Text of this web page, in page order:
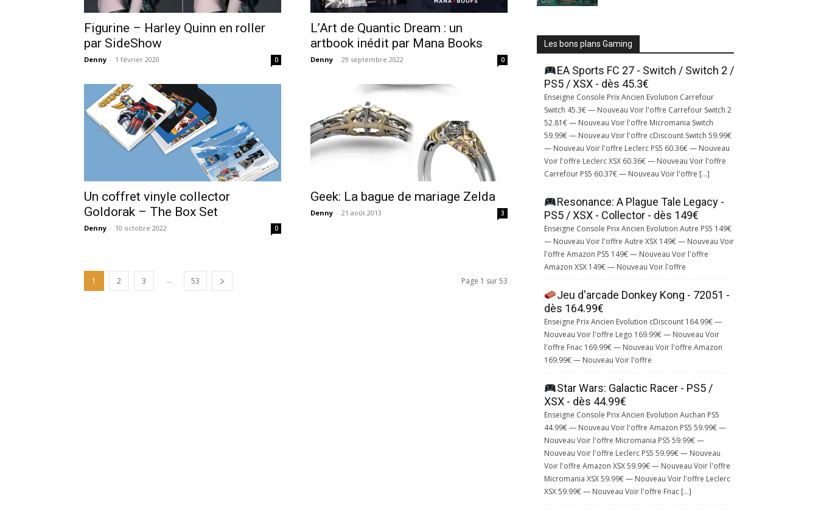
Figurine – Harley Quinn en roller
par SideShow
Denny - 1 février 2020 0
L’Art de Quantic Dream : un
artbook inédit par Mana Books
Denny - 29 septembre 2022 0
Un coffret vinyle collector
Goldorak – The Box Set
Denny - 10 octobre 2022 0
Geek: La bague de mariage Zelda
Denny - 21 août 2013 3
1 2 3 ... 53 Page 1 sur 53
Les bons plans Gaming
EA Sports FC 27 - Switch / Switch 2 /
PS5 / XSX - dès 45.3€
Enseigne Console Prix Ancien Evolution Carrefour
Switch 45.3€ — Nouveau Voir l'offre Carrefour Switch 2
52.81€ — Nouveau Voir l'offre Micromania Switch
59.99€ — Nouveau Voir l'offre cDiscount Switch 59.99€
— Nouveau Voir l'offre Leclerc PS5 60.36€ — Nouveau
Voir l'offre Leclerc XSX 60.36€ — Nouveau Voir l'offre
Carrefour PS5 60.37€ — Nouveau Voir l'offre […]
Resonance: A Plague Tale Legacy -
PS5 / XSX - Collector - dès 149€
Enseigne Console Prix Ancien Evolution Autre PS5 149€
— Nouveau Voir l'offre Autre XSX 149€ — Nouveau Voir
l'offre Amazon PS5 149€ — Nouveau Voir l'offre
Amazon XSX 149€ — Nouveau Voir l'offre
Jeu d'arcade Donkey Kong - 72051 -
dès 164.99€
Enseigne Prix Ancien Evolution cDiscount 164.99€ —
Nouveau Voir l'offre Lego 169.99€ — Nouveau Voir
l'offre Fnac 169.99€ — Nouveau Voir l'offre Amazon
169.99€ — Nouveau Voir l'offre
Star Wars: Galactic Racer - PS5 /
XSX - dès 44.99€
Enseigne Console Prix Ancien Evolution Auchan PS5
44.99€ — Nouveau Voir l'offre Amazon PS5 59.99€ —
Nouveau Voir l'offre Micromania PS5 59.99€ —
Nouveau Voir l'offre Leclerc PS5 59.99€ — Nouveau
Voir l'offre Amazon XSX 59.99€ — Nouveau Voir l'offre
Micromania XSX 59.99€ — Nouveau Voir l'offre Leclerc
XSX 59.99€ — Nouveau Voir l'offre Fnac […]